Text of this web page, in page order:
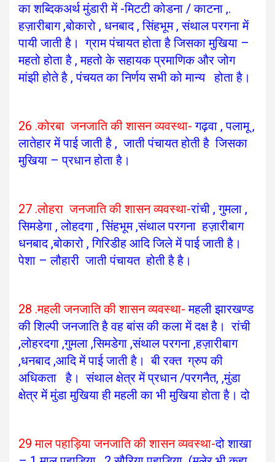
का शब्दिकअर्थ मुंडारी में -मिटटी कोडना / काटना ,.
हज़ारीबाग ,बोकारो , धनबाद , सिंहभूम , संथाल परगना में
पायी जाती है। ग्राम पंचायत होता है जिसका मुखिया –
महतो होता है , महतो के सहायक प्रमाणिक और जोग
मांझी होते है , पंचयत का निर्णय सभी को मान्य होता है।
26 .कोरबा जनजाति की शासन व्यवस्था- गढ़वा , पलामू ,
लातेहार में पाई जाती है , जाती पंचायत होती है जिसका
मुखिया – प्रधान होता है।
27 .लोहरा जनजाति की शासन व्यवस्था-रांची , गुमला ,
सिमडेगा , लोहदगा , सिंहभूम ,संथाल परगना हज़ारीबाग
धनबाद ,बोकारो , गिरिडीह आदि जिले में पाई जाती है।
पेशा – लौहारी जाती पंचायत होती है है।
28 .महली जनजाति की शासन व्यवस्था-महली झारखण्ड
की शिल्पी जनजाति है वह बांस की कला में दक्ष है। रांची
,लोहरदगा ,गुमला ,सिमडेगा ,संथाल परगना ,हज़ारीबाग
,धनबाद ,आदि में पाई जाती है। बी रक्त ग्रुप की
अधिकता है। संथाल क्षेत्र में प्रधान /परगनैत, ,मुंडा
क्षेत्र में मुंडा मुखिया ही महली का भी मुखिया होता है। दो
29 माल पहाड़िया जनजाति की शासन व्यवस्था-दो शाखा